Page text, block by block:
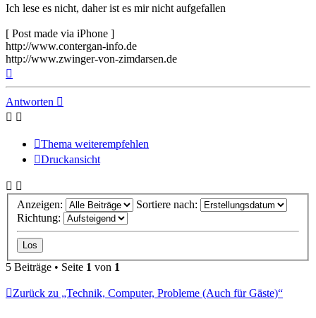
Ich lese es nicht, daher ist es mir nicht aufgefallen
[ Post made via iPhone ]
http://www.contergan-info.de
http://www.zwinger-von-zimdarsen.de
Antworten
Thema weiterempfehlen
Druckansicht
Anzeigen:
Sortiere nach:
Richtung:
5 Beiträge • Seite 1 von 1
Zurück zu „Technik, Computer, Probleme (Auch für Gäste)“